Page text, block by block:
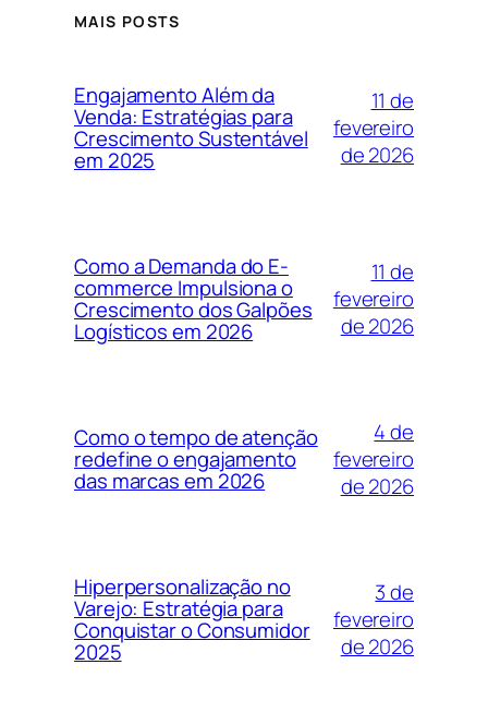
MAIS POSTS
Engajamento Além da
Venda: Estratégias para
Crescimento Sustentável
em 2025
11 de
fevereiro
de 2026
Como a Demanda do E-
commerce Impulsiona o
Crescimento dos Galpões
Logísticos em 2026
11 de
fevereiro
de 2026
Como o tempo de atenção
redefine o engajamento
das marcas em 2026
4 de
fevereiro
de 2026
Hiperpersonalização no
Varejo: Estratégia para
Conquistar o Consumidor
2025
3 de
fevereiro
de 2026